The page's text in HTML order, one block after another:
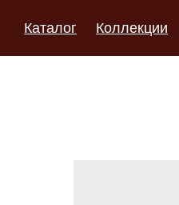
Каталог Коллекции